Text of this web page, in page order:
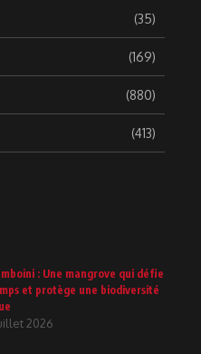
(35)
(169)
(880)
(413)
: Une mangrove qui défie
et protège une biodiversité
2026